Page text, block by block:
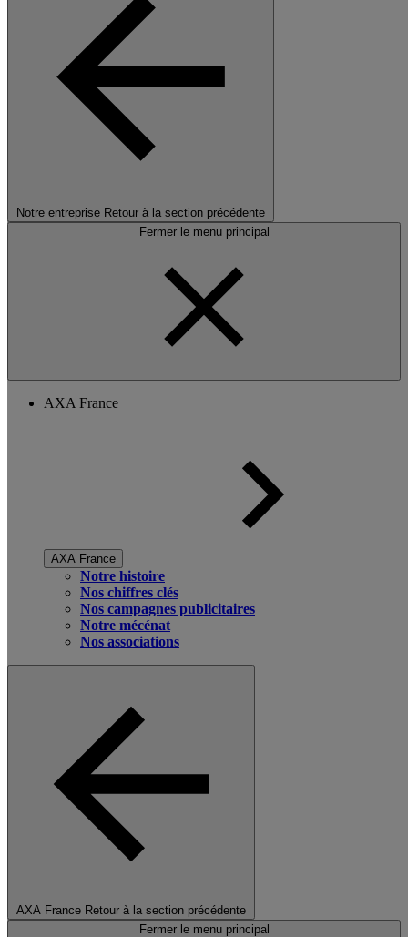
Notre entreprise Retour à la section précédente
Fermer le menu principal
AXA France
AXA France
Notre histoire
Nos chiffres clés
Nos campagnes publicitaires
Notre mécénat
Nos associations
AXA France Retour à la section précédente
Fermer le menu principal